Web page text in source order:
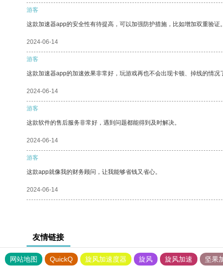
游客
这款加速器app的安全性有待提高，可以加强防护措施，比如增加双重验证。
2024-06-14
游客
这款加速器app的加速效果非常好，玩游戏再也不会出现卡顿、掉线的情
2024-06-14
游客
这款软件的售后服务非常好，遇到问题都能得到及时解决。
2024-06-14
游客
这款app就像我的财务顾问，让我能够省钱又省心。
2024-06-14
友情链接
网站地图 QuickQ 旋风加速度器 旋风 旋风加速 坚果